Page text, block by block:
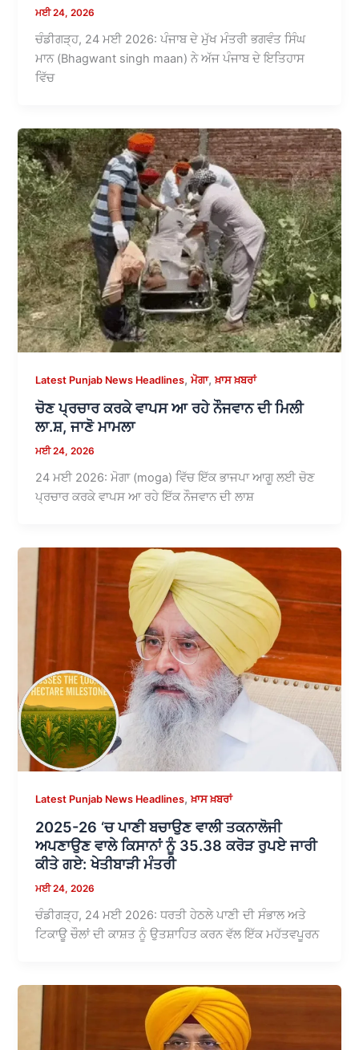
ਮਈ 24, 2026
ਚੰਡੀਗੜ੍ਹ, 24 ਮਈ 2026: ਪੰਜਾਬ ਦੇ ਮੁੱਖ ਮੰਤਰੀ ਭਗਵੰਤ ਸਿੰਘ
ਮਾਨ (Bhagwant singh maan) ਨੇ ਅੱਜ ਪੰਜਾਬ ਦੇ ਇਤਿਹਾਸ
ਵਿੱਚ
Latest Punjab News Headlines,ਮੋਗਾ,ਖ਼ਾਸ ਖ਼ਬਰਾਂ
ਚੋਣ ਪ੍ਰਚਾਰ ਕਰਕੇ ਵਾਪਸ ਆ ਰਹੇ ਨੌਜਵਾਨ ਦੀ ਮਿਲੀ
ਲਾ.ਸ਼, ਜਾਣੋ ਮਾਮਲਾ
ਮਈ 24, 2026
24 ਮਈ 2026: ਮੋਗਾ (moga) ਵਿੱਚ ਇੱਕ ਭਾਜਪਾ ਆਗੂ ਲਈ ਚੋਣ
ਪ੍ਰਚਾਰ ਕਰਕੇ ਵਾਪਸ ਆ ਰਹੇ ਇੱਕ ਨੌਜਵਾਨ ਦੀ ਲਾਸ਼
Latest Punjab News Headlines,ਖ਼ਾਸ ਖ਼ਬਰਾਂ
2025-26 ‘ਚ ਪਾਣੀ ਬਚਾਉਣ ਵਾਲੀ ਤਕਨਾਲੋਜੀ
ਅਪਣਾਉਣ ਵਾਲੇ ਕਿਸਾਨਾਂ ਨੂੰ 35.38 ਕਰੋੜ ਰੁਪਏ ਜਾਰੀ
ਕੀਤੇ ਗਏ: ਖੇਤੀਬਾੜੀ ਮੰਤਰੀ
ਮਈ 24, 2026
ਚੰਡੀਗੜ੍ਹ, 24 ਮਈ 2026: ਧਰਤੀ ਹੇਠਲੇ ਪਾਣੀ ਦੀ ਸੰਭਾਲ ਅਤੇ
ਟਿਕਾਊ ਚੌਲਾਂ ਦੀ ਕਾਸ਼ਤ ਨੂੰ ਉਤਸ਼ਾਹਿਤ ਕਰਨ ਵੱਲ ਇੱਕ ਮਹੱਤਵਪੂਰਨ